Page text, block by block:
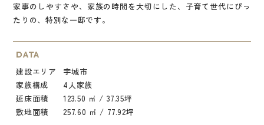
家事のしやすさや、家族の時間を大切にした、子育て世代にぴっ
たりの、特別な一邸です。
DATA
建設エリア
宇城市
家族構成
4人家族
延床面積
123.50 ㎡ / 37.35坪
敷地面積
257.60 ㎡ / 77.92坪